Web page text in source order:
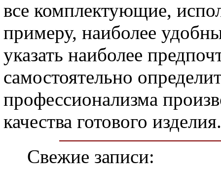
все комплектующие,
примеру, наиболее
указать наиболее
самостоятельно
профессионализма
качества готового изделия.
Свежие записи: